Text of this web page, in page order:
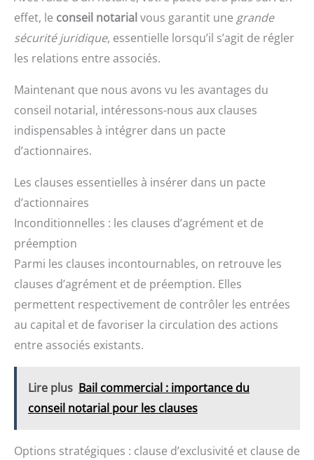
effet, le conseil notarial vous garantit une grande
sécurité juridique, essentielle lorsqu’il s’agit de régler
les relations entre associés.
Maintenant que nous avons vu les avantages du
conseil notarial, intéressons-nous aux clauses
indispensables à intégrer dans un pacte
d’actionnaires.
Les clauses essentielles à insérer dans un pacte
d’actionnaires
Inconditionnelles : les clauses d’agrément et de
préemption
Parmi les clauses incontournables, on retrouve les
clauses d’agrément et de préemption. Elles
permettent respectivement de contrôler les entrées
au capital et de favoriser la circulation des actions
entre associés existants.
Lire plus Bail commercial : importance du
conseil notarial pour les clauses
Options stratégiques : clause d’exclusivité et clause de